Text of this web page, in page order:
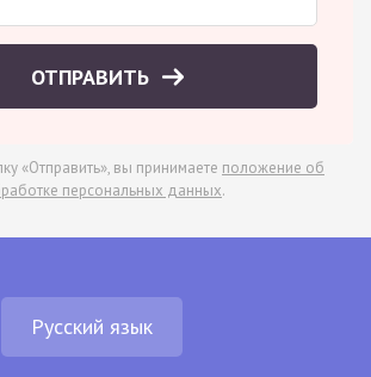
ОТПРАВИТЬ
«Отправить», вы принимаете положение об
персональных данных.
Русский язык